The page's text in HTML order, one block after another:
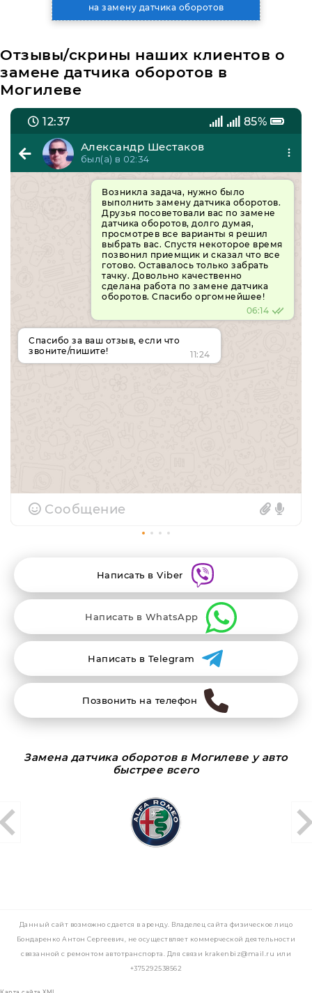
на замену датчика оборотов
Отзывы/скрины наших клиентов о
замене датчика оборотов в
Могилеве
12:37
85%
Александр Шестаков
был(а) в 02:34
Возникла задача, нужно было
выполнить замену датчика оборотов.
Друзья посоветовали вас по замене
датчика оборотов, долго думая,
просмотрев все варианты я решил
выбрать вас. Спустя некоторое время
позвонил приемщик и сказал что все
готово. Оставалось только забрать
тачку. Довольно качественно
сделана работа по замене датчика
оборотов. Спасибо оргомнейшее!
06:14
Спасибо за ваш отзыв, если что
звоните/пишите!
11:24
Сообщение
Написать в Viber
Написать в WhatsApp
Написать в Telegram
Позвонить на телефон
Замена датчика оборотов в Могилеве у авто
быстрее всего
Данный сайт возможно сдается в аренду. Владелец сайта физическое лицо
Бондаренко Антон Сергеевич, не осуществляет коммерческой деятельности
связанной с ремонтом автотранспорта. Для связи krakenbiz@mail.ru или
+375292538562